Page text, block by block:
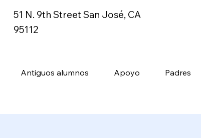
51 N. 9th Street San José, CA
95112
Antiguos alumnos Apoyo Padres